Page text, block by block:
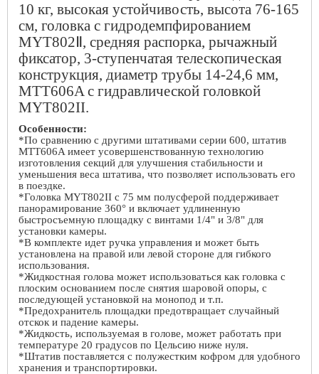
10 кг, высокая устойчивость, высота 76-165
см, головка с гидродемпфированием
MYT802Ⅱ, средняя распорка, рычажный
фиксатор, 3-ступенчатая телескопическая
конструкция, диаметр трубы 14-24,6 мм,
MTT606A с гидравлической головкой
MYT802II.
Особенности:
*По сравнению с другими штативами серии 600, штатив
MTT606A имеет усовершенствованную технологию
изготовления секций для улучшения стабильности и
уменьшения веса штатива, что позволяет использовать его
в поездке.
*Головка MYT802II с 75 мм полусферой поддерживает
панорамирование 360° и включает удлиненную
быстросъемную площадку с винтами 1/4" и 3/8" для
установки камеры.
*В комплекте идет ручка управления и может быть
установлена на правой или левой стороне для гибкого
использования.
*Жидкостная голова может использоваться как головка с
плоским основанием после снятия шаровой опоры, с
последующей установкой на монопод и т.п.
*Предохранитель площадки предотвращает случайный
отскок и падение камеры.
*Жидкость, используемая в голове, может работать при
температуре 20 градусов по Цельсию ниже нуля.
*Штатив поставляется с полужестким кофром для удобного
хранения и транспортировки.